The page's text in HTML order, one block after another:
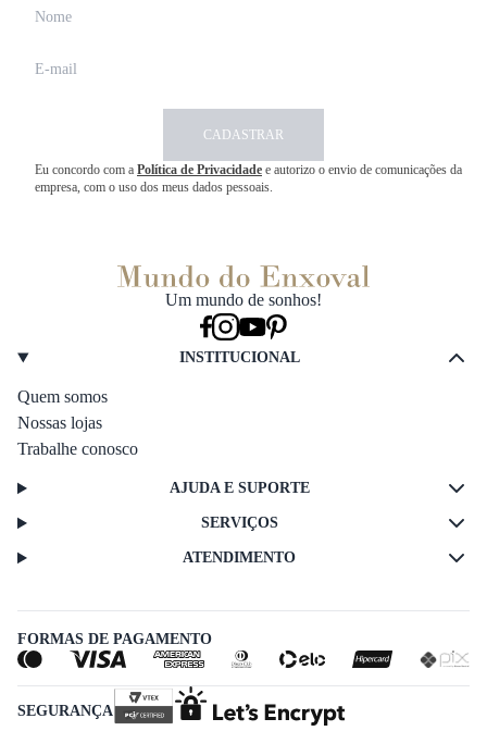
CADASTRAR
Eu concordo com a Política de Privacidade e autorizo o envio de comunicações da
empresa, com o uso dos meus dados pessoais.
Um mundo de sonhos!
INSTITUCIONAL
Quem somos
Nossas lojas
Trabalhe conosco
AJUDA E SUPORTE
SERVIÇOS
ATENDIMENTO
FORMAS DE PAGAMENTO
SEGURANÇA